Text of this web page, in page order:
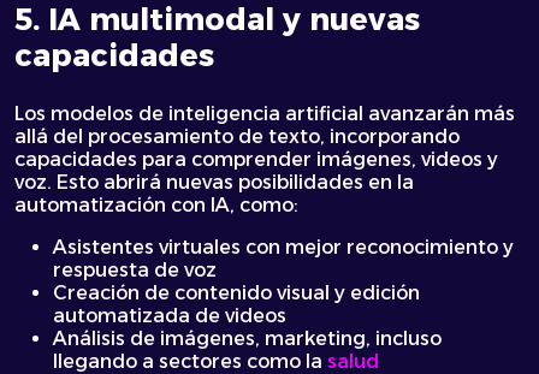
5. IA multimodal y nuevas
capacidades
Los modelos de inteligencia artificial avanzarán más
allá del procesamiento de texto, incorporando
capacidades para comprender imágenes, videos y
voz. Esto abrirá nuevas posibilidades en la
automatización con IA, como:
Asistentes virtuales con mejor reconocimiento y
respuesta de voz
Creación de contenido visual y edición
automatizada de videos
Análisis de imágenes, marketing, incluso
llegando a sectores como la salud